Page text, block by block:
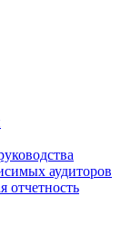
аудиторов
отчетность